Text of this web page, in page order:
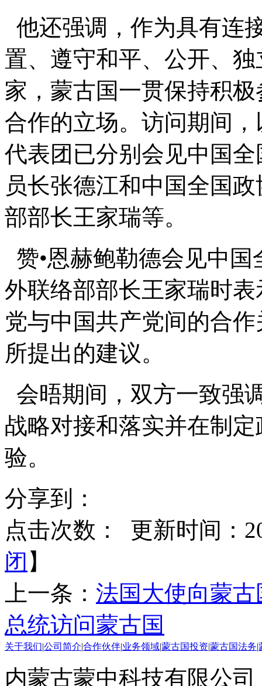
他还强调，作为具有连
置、遵守和平、公开、
家，蒙古国一贯保持积
合作的立场。访问期间
代表团已分别会见中国
员长张德江和中国全国
部部长王家瑞等。
赞•恩赫鲍勒德会见中
外联络部部长王家瑞时
党与中国共产党间的合
所提出的建议。
会晤期间，双方一致强
战略对接和落实并在制
验。
分享到：
点击次数：
更新时间：
闭 】
上一条： 法国大使向蒙
总统访问蒙古国
关于我们 公司简介 合作伙伴 业务领域 蒙古国投资 蒙古国法务
内蒙古蒙中科技有限公